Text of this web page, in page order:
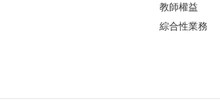
教師權益
綜合性業務